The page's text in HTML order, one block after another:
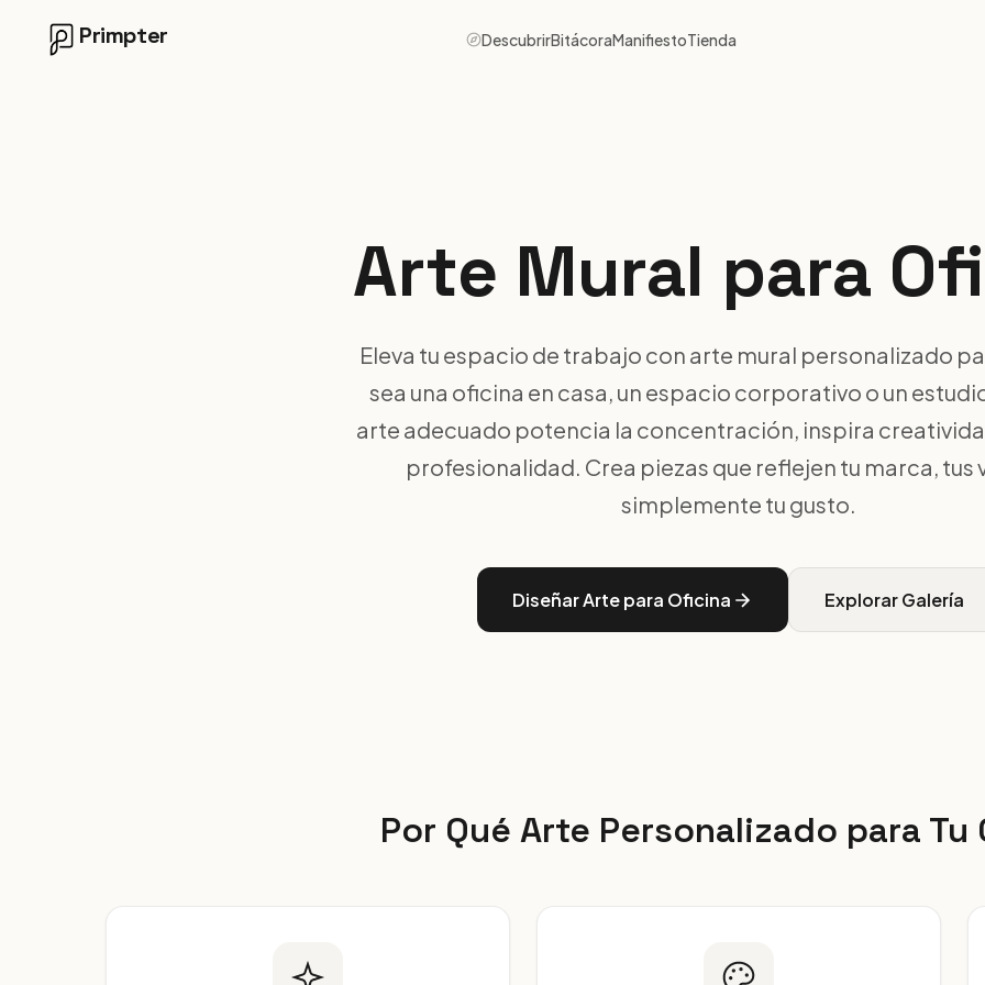
Primpter DescubrirBitácoraManifiestoTienda
Arte Mural para
Eleva tu espacio de trabajo con arte mural personalizado
sea una oficina en casa, un espacio corporativo o un
arte adecuado potencia la concentración, inspira
profesionalidad. Crea piezas que reflejen tu marca, tus
simplemente tu gusto.
Diseñar Arte para Oficina Explorar Galería
Por Qué Arte Personalizado para Tu